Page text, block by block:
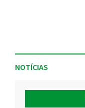
NOTÍCIAS